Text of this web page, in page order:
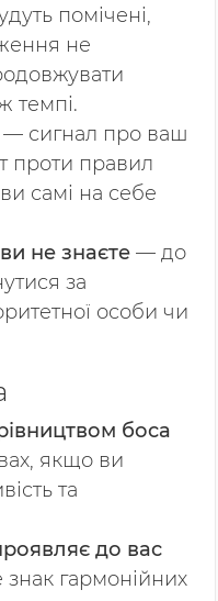
помічені,
не
темпі.
— сигнал про ваш
проти правил
самі на себе
не знаєте — до
за
особи чи
боса
якщо ви
та
до вас
гармонійних